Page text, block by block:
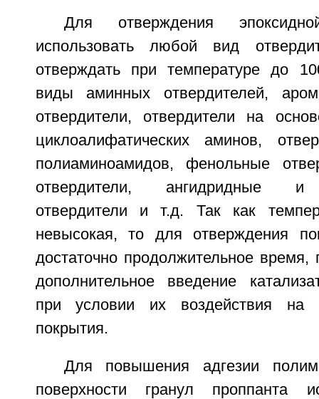
Для отверждения
использовать любой вид
отверждать при температуре до
виды аминных отвердителей,
отвердители, отвердители на
циклоалифатических аминов,
полиаминоамидов, фенольные
отвердители, ангидридные и
отвердители и т.д. Так как
невысокая, то для отверждения
достаточно продолжительное время,
дополнительное введение
при условии их воздействия на
покрытия.
Для повышения адгезии
поверхности гранул проппанта